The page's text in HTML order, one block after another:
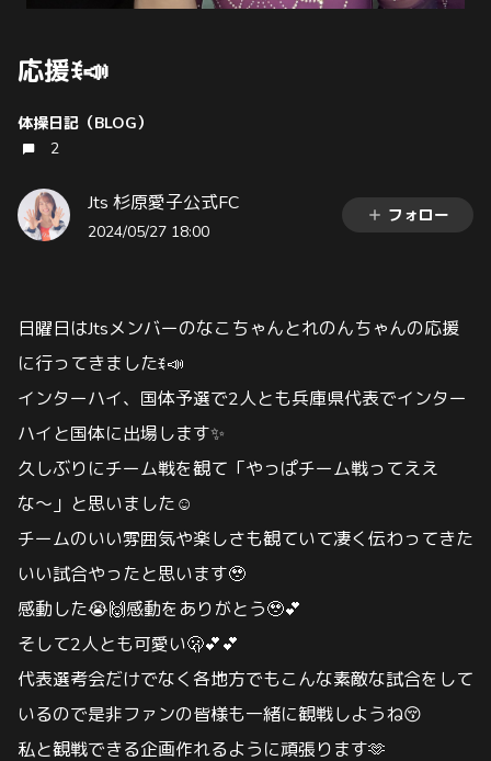
応援ꉂ📣
体操日記（BLOG）
2
Jts 杉原愛子公式FC
2024/05/27 18:00
フォロー
日曜日はJtsメンバーのなこちゃんとれのんちゃんの応援
に行ってきましたꉂ📣
インターハイ、国体予選で2人とも兵庫県代表でインター
ハイと国体に出場します✨
久しぶりにチーム戦を観て「やっぱチーム戦ってええ
な〜」と思いました☺️
チームのいい雰囲気や楽しさも観ていて凄く伝わってきた
いい試合やったと思います🥹
感動した😭🙌感動をありがとう🥹💕
そして2人とも可愛い🫢💕💕
代表選考会だけでなく各地方でもこんな素敵な試合をして
いるので是非ファンの皆様も一緒に観戦しようね😚
私と観戦できる企画作れるように頑張ります🫶